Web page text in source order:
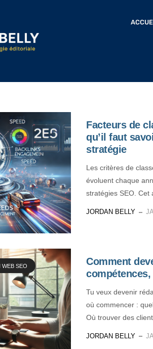
CATEGORY
contenus captivants qui
Facteurs de
qu’il faut
stratégie
Les critères de
évoluent chaque
stratégies SEO. Cet
JORDAN BELLY
WEB SEO
Comment
Tu veux devenir
où commencer :
Où trouver des
JORDAN BELLY